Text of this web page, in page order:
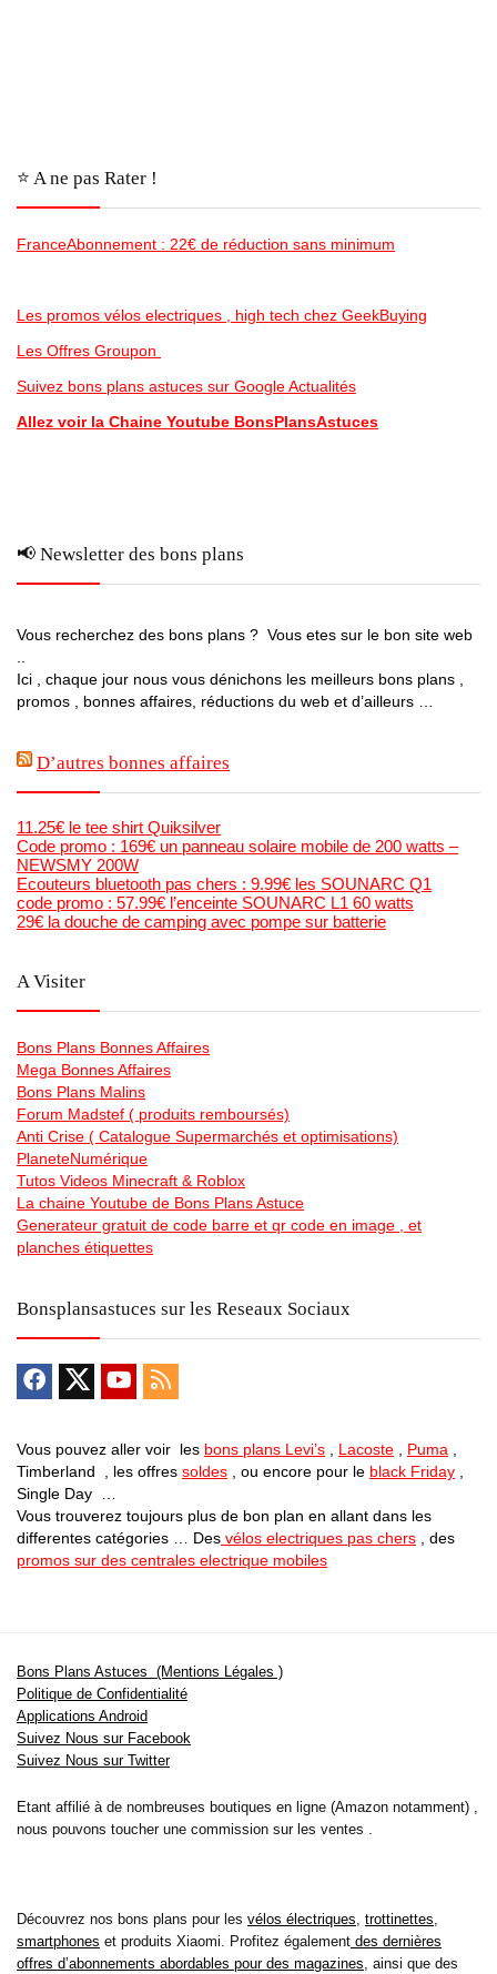
⭐️ A ne pas Rater !
FranceAbonnement : 22€ de réduction sans minimum
Les promos vélos electriques , high tech chez GeekBuying
Les Offres Groupon
Suivez bons plans astuces sur Google Actualités
Allez voir la Chaine Youtube BonsPlansAstuces
📢 Newsletter des bons plans
Vous recherchez des bons plans ? Vous etes sur le bon site web
Ici , chaque jour nous vous dénichons les meilleurs bons plans ,
promos , bonnes affaires, réductions du web et d’ailleurs …
D’autres bonnes affaires
11.25€ le tee shirt Quiksilver
Code promo : 169€ un panneau solaire mobile de 200 watts –
NEWSMY 200W
Ecouteurs bluetooth pas chers : 9.99€ les SOUNARC Q1
code promo : 57.99€ l’enceinte SOUNARC L1 60 watts
29€ la douche de camping avec pompe sur batterie
A Visiter
Bons Plans Bonnes Affaires
Mega Bonnes Affaires
Bons Plans Malins
Forum Madstef ( produits remboursés)
Anti Crise ( Catalogue Supermarchés et optimisations)
PlaneteNumérique
Tutos Videos Minecraft & Roblox
La chaine Youtube de Bons Plans Astuce
Generateur gratuit de code barre et qr code en image , et
planches étiquettes
Bonsplansastuces sur les Reseaux Sociaux
Vous pouvez aller voir les bons plans Levi’s Lacoste Puma
Timberland , les offres soldes , ou encore pour le black Friday
Single Day …
Vous trouverez toujours plus de bon plan en allant dans les
differentes catégories … Des vélos electriques pas chers , des
promos sur des centrales electrique mobiles
Bons Plans Astuces (Mentions Légales )
Politique de Confidentialité
Applications Android
Suivez Nous sur Facebook
Suivez Nous sur Twitter
Etant affilié à de nombreuses boutiques en ligne (Amazon notamment) ,
nous pouvons toucher une commission sur les ventes .
Découvrez nos bons plans pour les vélos électriques trottinettes
smartphones et produits Xiaomi. Profitez également des dernières
offres d’abonnements abordables pour des magazines , ainsi que des